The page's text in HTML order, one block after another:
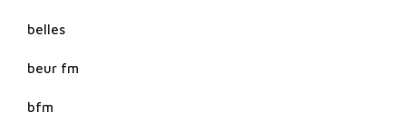
belles
beur fm
bfm